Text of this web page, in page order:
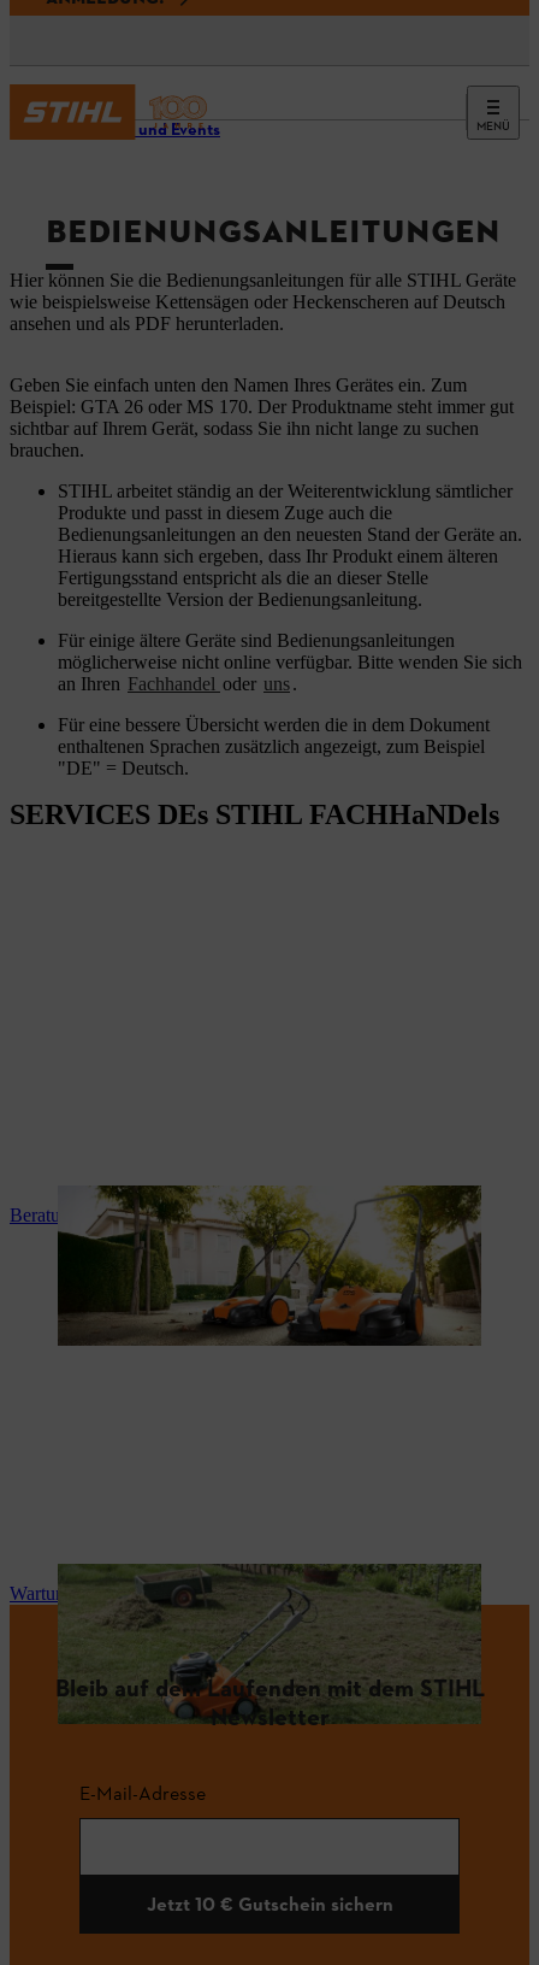
MENÜ
Service und Events
BEDIENUNGSANLEITUNGEN
Hier können Sie die Bedienungsanleitungen für alle STIHL Geräte
wie beispielsweise Kettensägen oder Heckenscheren auf Deutsch
ansehen und als PDF herunterladen.
Geben Sie einfach unten den Namen Ihres Gerätes ein. Zum
Beispiel: GTA 26 oder MS 170. Der Produktname steht immer gut
sichtbar auf Ihrem Gerät, sodass Sie ihn nicht lange zu suchen
brauchen.
STIHL arbeitet ständig an der Weiterentwicklung sämtlicher
Produkte und passt in diesem Zuge auch die
Bedienungsanleitungen an den neuesten Stand der Geräte an.
Hieraus kann sich ergeben, dass Ihr Produkt einem älteren
Fertigungsstand entspricht als die an dieser Stelle
bereitgestellte Version der Bedienungsanleitung.
Für einige ältere Geräte sind Bedienungsanleitungen
möglicherweise nicht online verfügbar. Bitte wenden Sie sich
an Ihren Fachhandel oder uns.
Für eine bessere Übersicht werden die in dem Dokument
enthaltenen Sprachen zusätzlich angezeigt, zum Beispiel
"DE" = Deutsch.
SERVICES DEs STIHL FACHHaNDels
Beratung und Produkteinweisung
Wartung und Reparatur
Bleib auf dem Laufenden mit dem STIHL
Newsletter
E-Mail-Adresse
Jetzt 10 € Gutschein sichern